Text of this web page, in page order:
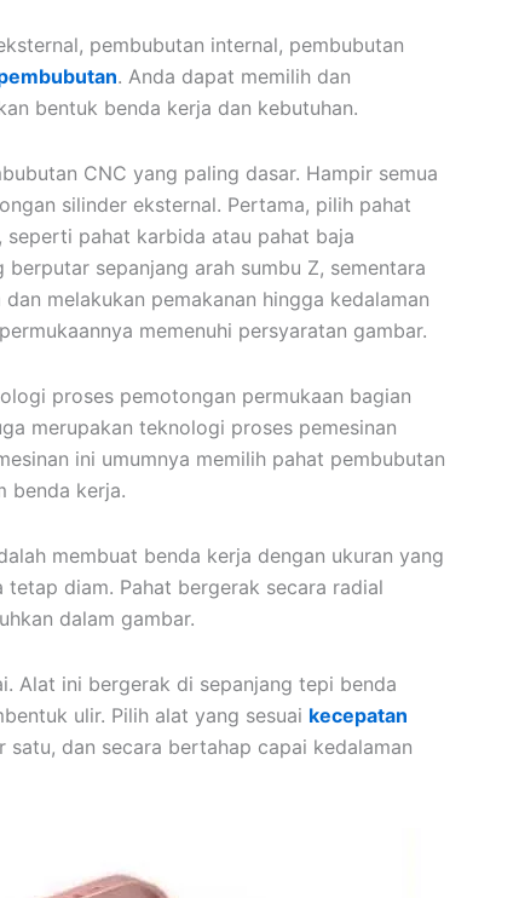
pembubutan internal, pembubutan
. Anda dapat memilih dan
bentuk benda kerja dan kebutuhan.
CNC yang paling dasar. Hampir semua
silinder eksternal. Pertama, pilih pahat
pahat karbida atau pahat baja
sepanjang arah sumbu Z, sementara
melakukan pemakanan hingga kedalaman
memenuhi persyaratan gambar.
proses pemotongan permukaan bagian
merupakan teknologi proses pemesinan
ini umumnya memilih pahat pembubutan
benda kerja.
membuat benda kerja dengan ukuran yang
diam. Pahat bergerak secara radial
dalam gambar.
Alat ini bergerak di sepanjang tepi benda
ulir. Pilih alat yang sesuai kecepatan
satu, dan secara bertahap capai kedalaman